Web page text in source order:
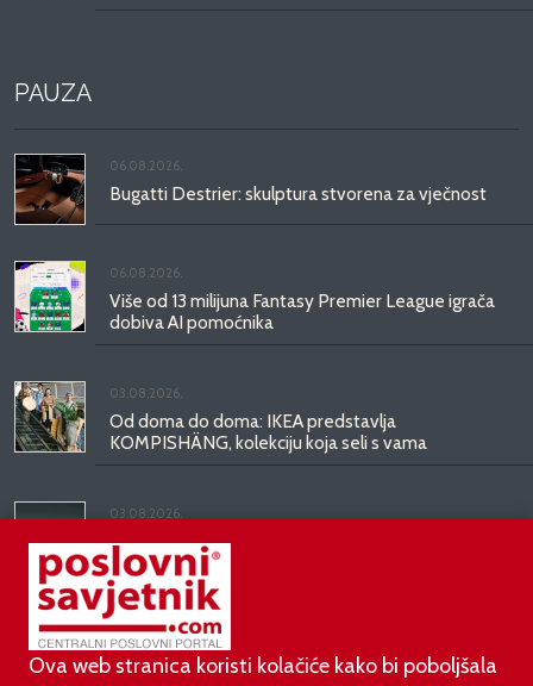
PAUZA
06.08.2026.
Bugatti Destrier: skulptura stvorena za vječnost
06.08.2026.
Više od 13 milijuna Fantasy Premier League igrača
dobiva AI pomoćnika
03.08.2026.
Od doma do doma: IKEA predstavlja
KOMPISHÄNG, kolekciju koja seli s vama
03.08.2026.
Kineski BYD predstavio luksuznu limuzinu veću od
Mercedesove S-klase, obećava domet do 1.000
kilometara
Ova web stranica koristi kolačiće kako bi poboljšala